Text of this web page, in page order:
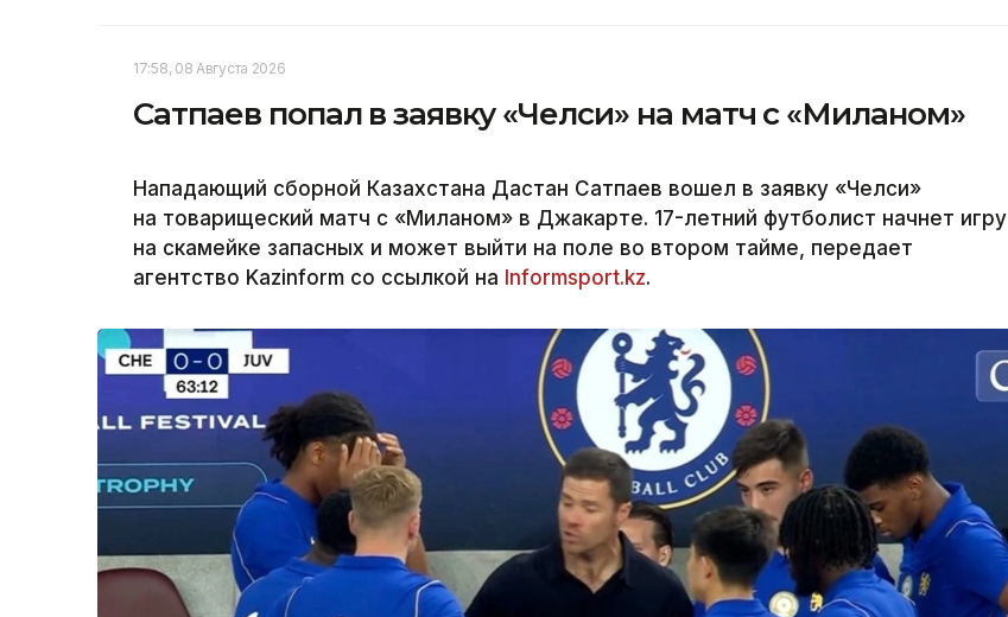
17:58, 08 Августа 2026
Сатпаев попал в заявку «Челси» на матч с «Миланом»
Нападающий сборной Казахстана Дастан Сатпаев вошел в заявку «Челси»
на товарищеский матч с «Миланом» в Джакарте. 17-летний футболист начнет игру
на скамейке запасных и может выйти на поле во втором тайме, передает
агентство Kazinform со ссылкой на Informsport.kz.